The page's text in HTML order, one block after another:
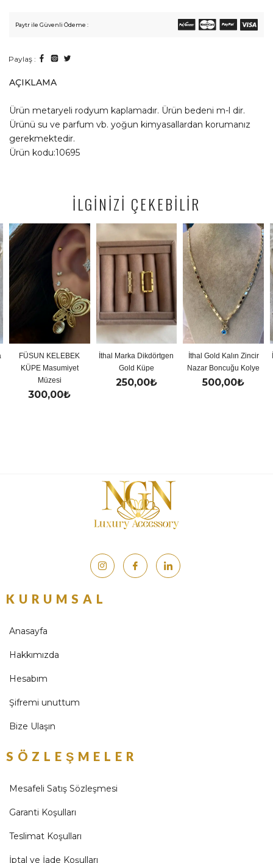
Paytr ile Güvenli Ödeme :
Paylaş :
AÇIKLAMA
Ürün metaryeli rodyum kaplamadır. Ürün bedeni m-l dir.
Ürünü su ve parfum vb. yoğun kimyasallardan korumanız
gerekmektedir.
Ürün kodu:10695
İLGİNİZİ ÇEKEBİLİR
İthal Marka Dikdörtgen
Gold Küpe
250,00
İthal Gold Kalın Zincir
Nazar Boncuğu Kolye
500,00
İthal Gold Renkli
Y Kolye
500,00
KURUMSAL
Anasayfa
Hakkımızda
Hesabım
Şifremi unuttum
Bize Ulaşın
SÖZLEŞMELER
Mesafeli Satış Sözleşmesi
Garanti Koşulları
Teslimat Koşulları
İptal ve İade Koşulları